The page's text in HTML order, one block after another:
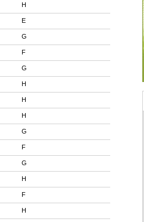
H
E
G
F
G
H
H
H
G
F
G
H
F
H